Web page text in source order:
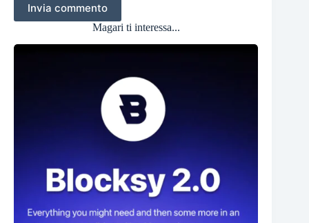
Invia commento
Magari ti interessa...